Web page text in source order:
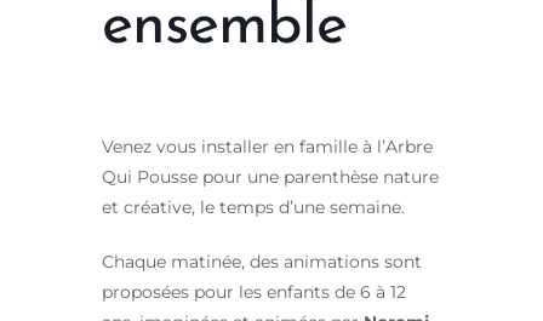
ensemble
Venez vous installer en famille à l’Arbre
Qui Pousse pour une parenthèse nature
et créative, le temps d’une semaine.
Chaque matinée, des animations sont
proposées pour les enfants de 6 à 12